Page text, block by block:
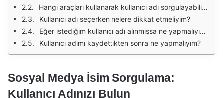
Hangi araçları kullanarak kullanıcı adı sorgulayabilirim?
Kullanıcı adı seçerken nelere dikkat etmeliyim?
Eğer istediğim kullanıcı adı alınmışsa ne yapmalıyım?
Kullanıcı adımı kaydettikten sonra ne yapmalıyım?
Sosyal Medya İsim Sorgulama:
Kullanıcı Adınızı Bulun